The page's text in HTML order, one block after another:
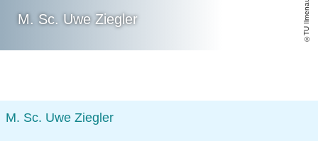
M. Sc. Uwe Ziegler TU Ilmenau
M. Sc. Uwe Ziegler